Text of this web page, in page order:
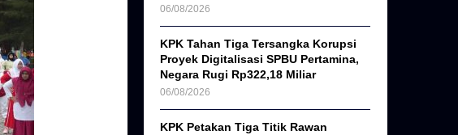
06/08/2026
KPK Tahan Tiga Tersangka Korupsi
Proyek Digitalisasi SPBU Pertamina,
Negara Rugi Rp322,18 Miliar
06/08/2026
KPK Petakan Tiga Titik Rawan